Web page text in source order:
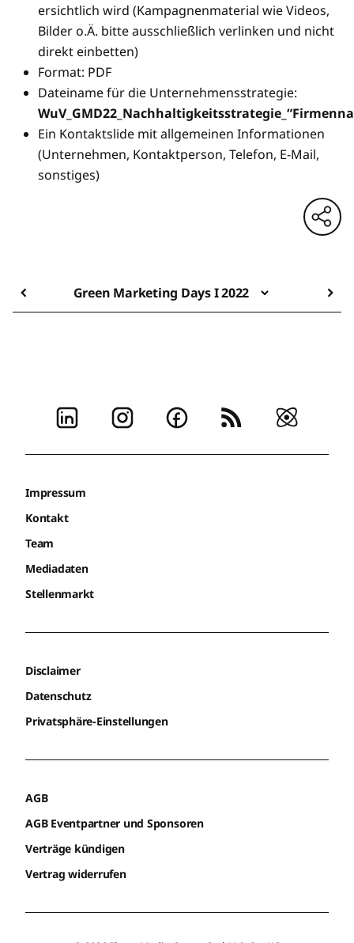
ersichtlich wird (Kampagnenmaterial wie Videos,
Bilder o.Ä. bitte ausschließlich verlinken und nicht
direkt einbetten)
Format: PDF
Dateiname für die Unternehmensstrategie:
Ein Kontaktslide mit allgemeinen Informationen
(Unternehmen, Kontaktperson, Telefon, E-Mail,
sonstiges)
Green Marketing Days I 2022
Impressum
Kontakt
Team
Mediadaten
Stellenmarkt
Disclaimer
Datenschutz
Privatsphäre-Einstellungen
AGB
AGB Eventpartner und Sponsoren
Verträge kündigen
Vertrag widerrufen